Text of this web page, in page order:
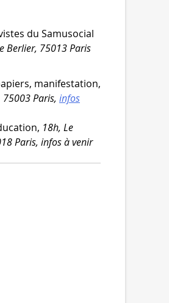
du Samusocial
Berlier, 75013 Paris
mani­fes­ta­tion,
75003 Paris, infos
18h, Le
Paris, infos à venir